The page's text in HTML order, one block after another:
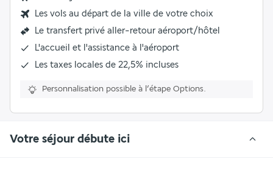
Les vols au départ de la ville de votre choix
Le transfert privé aller-retour aéroport/hôtel
L'accueil et l'assistance à l'aéroport
Les taxes locales de 22,5% incluses
Personnalisation possible à l’étape Options.
Votre séjour débute ici